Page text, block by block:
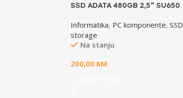
SSD ADATA 480GB 2,5” SU650
Informatika, PC komponente,SSD
storage
Na stanju
200,00 KM